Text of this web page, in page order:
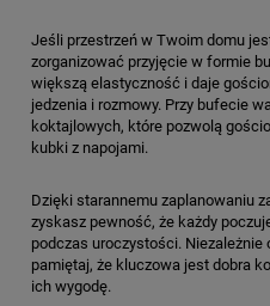
Jeśli przestrzeń w Twoim domu
zorganizować przyjęcie w formie
większą elastyczność i daje
jedzenia i rozmowy. Przy bufecie
koktajlowych, które pozwolą
kubki z napojami.
Dzięki starannemu zaplanowaniu
zyskasz pewność, że każdy
podczas uroczystości. Niezależnie
pamiętaj, że kluczowa jest dobra
ich wygodę.